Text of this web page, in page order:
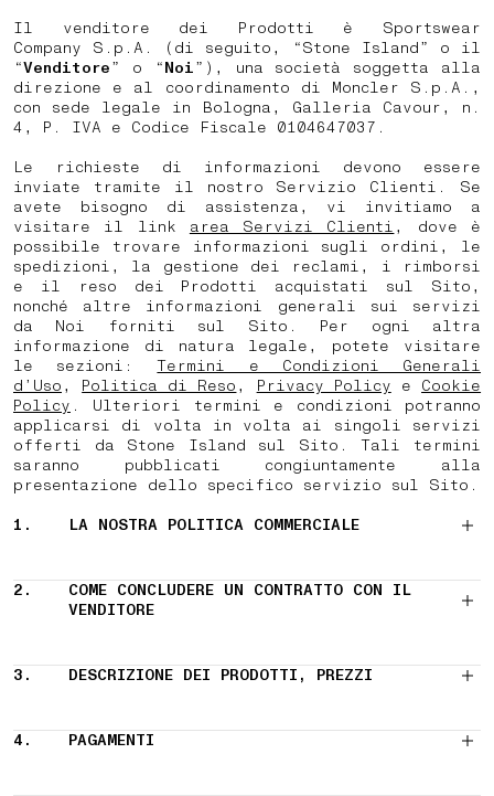
Il venditore dei Prodotti è Sportswear
Company S.p.A. (di seguito, “Stone Island” o il
“Venditore” o “Noi”), una società soggetta alla
direzione e al coordinamento di Moncler S.p.A.,
con sede legale in Bologna, Galleria Cavour, n.
4, P. IVA e Codice Fiscale 0104647037.
Le richieste di informazioni devono essere
inviate tramite il nostro Servizio Clienti. Se
avete bisogno di assistenza, vi invitiamo a
visitare il link area Servizi Clienti , dove è
possibile trovare informazioni sugli ordini, le
spedizioni, la gestione dei reclami, i rimborsi
e il reso dei Prodotti acquistati sul Sito,
nonché altre informazioni generali sui servizi
da Noi forniti sul Sito. Per ogni altra
informazione di natura legale, potete visitare
le sezioni:Termini e Condizioni Generali
d’Uso , Politica di Reso , Privacy Policy e Cookie
Policy . Ulteriori termini e condizioni potranno
applicarsi di volta in volta ai singoli servizi
offerti da Stone Island sul Sito. Tali termini
saranno pubblicati congiuntamente alla
presentazione dello specifico servizio sul Sito.
1.
LA NOSTRA POLITICA COMMERCIALE
2.
COME CONCLUDERE UN CONTRATTO CON IL
VENDITORE
3. DESCRIZIONE DEI PRODOTTI, PREZZI
4. PAGAMENTI